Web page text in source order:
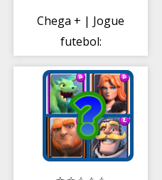
Chega + | Jogue
futebol:
quadra